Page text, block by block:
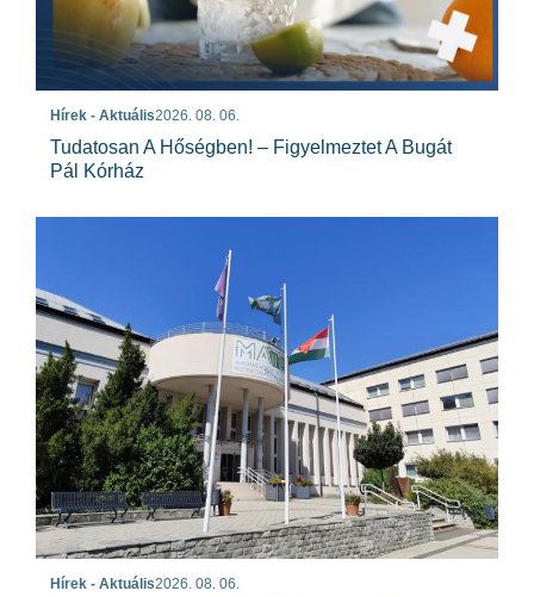
Hírek - Aktuális2026. 08. 06.
Tudatosan A Hőségben! – Figyelmeztet A Bugát
Pál Kórház
Hírek - Aktuális2026. 08. 06.